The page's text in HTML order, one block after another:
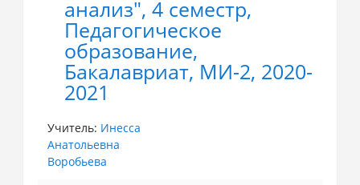
анализ", 4 семестр,
Педагогическое
образование,
Бакалавриат, МИ-2, 2020-
2021
Учитель: Инесса
Анатольевна
Воробьева